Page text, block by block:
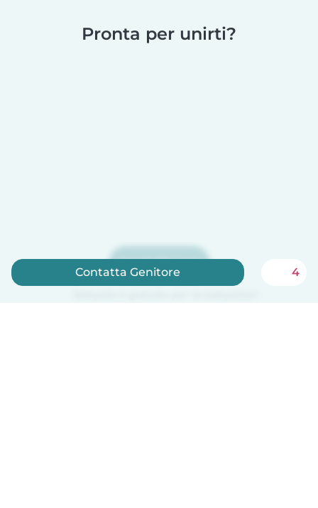
Pronta per unirti?
Iscriviti ora
Contatta Genitore 4